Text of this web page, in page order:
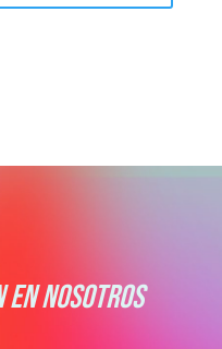
NOSOTROS